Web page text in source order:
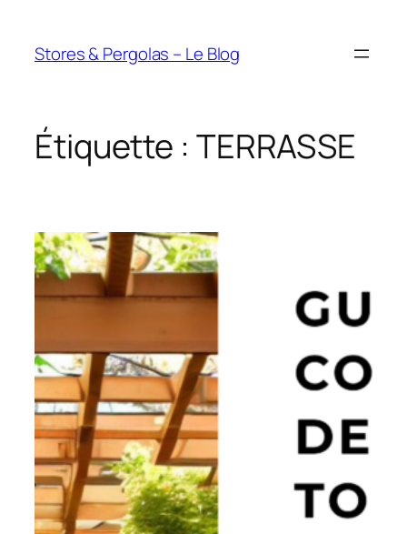
contenu
Stores & Pergolas – Le Blog
Étiquette : TERRASSE